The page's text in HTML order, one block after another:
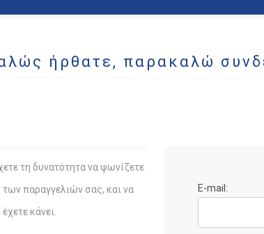
ήρθατε, παρακαλώ
τη δυνατότητα να ψωνίζετε
των παραγγελιών σας, και να
κάνει.
E-mail: